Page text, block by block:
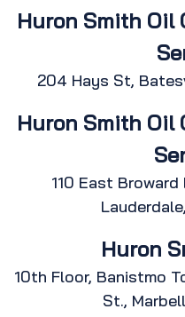
Huron Smith Oil
204 Hays St,
Huron Smith Oil
110 East
Huron
10th Floor, Banistmo
St.,